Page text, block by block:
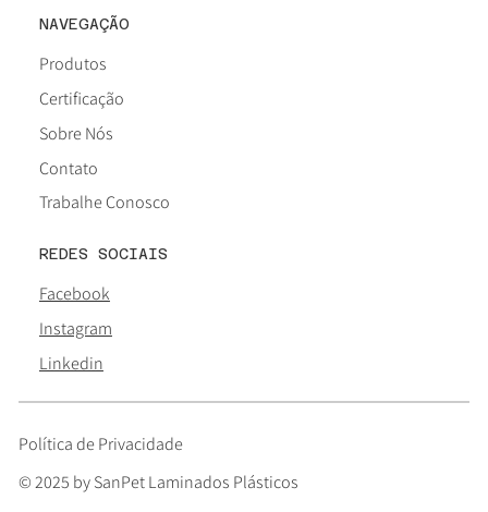
NAVEGAÇÃO
Produtos
Certificação
Sobre Nós
Contato
Trabalhe Conosco
REDES SOCIAIS
Facebook
Instagram
Linkedin
Política de Privacidade
© 2025 by SanPet Laminados Plásticos